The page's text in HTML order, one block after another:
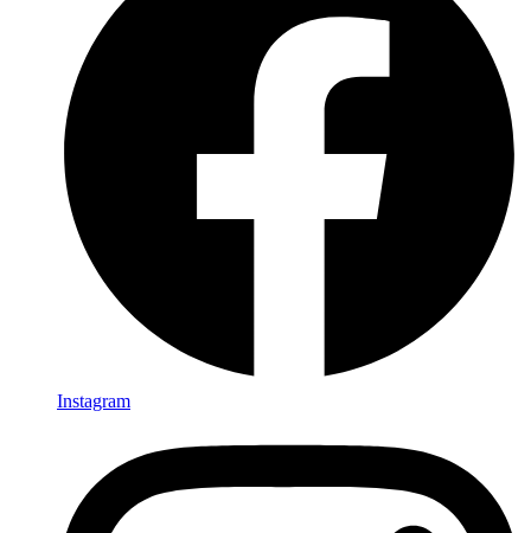
Instagram